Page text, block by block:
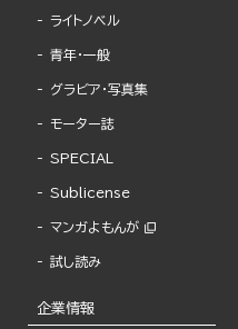
ライトノベル
青年・一般
グラビア・写真集
モーター誌
SPECIAL
Sublicense
マンガよもんが
試し読み
企業情報